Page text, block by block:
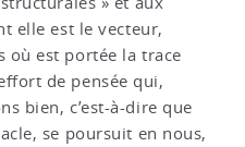
elle est le vecteur,
où est portée la trace
de pensée qui,
bien, c’est-à-dire que
se poursuit en nous,